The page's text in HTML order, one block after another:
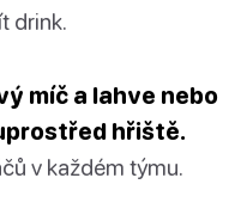
drink.
míč a lahve nebo
hřiště.
v každém týmu.